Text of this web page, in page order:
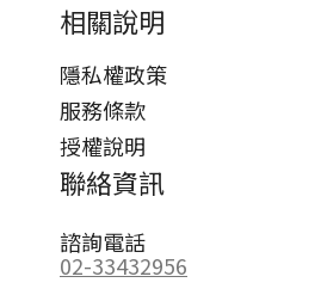
相關說明
隱私權政策
服務條款
授權說明
聯絡資訊
諮詢電話
02-33432956